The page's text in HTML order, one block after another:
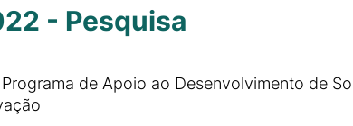
- Pesquisa
de Apoio ao Desenvolvimento de